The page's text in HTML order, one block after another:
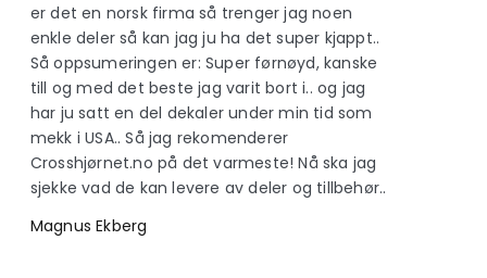
er det en norsk firma så trenger jag noen
enkle deler så kan jag ju ha det super kjappt..
Så oppsumeringen er: Super førnøyd, kanske
till og med det beste jag varit bort i.. og jag
har ju satt en del dekaler under min tid som
mekk i USA.. Så jag rekomenderer
Crosshjørnet.no på det varmeste! Nå ska jag
sjekke vad de kan levere av deler og tillbehør..
Magnus Ekberg